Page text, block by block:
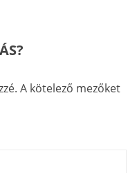
A kötelező mezőket